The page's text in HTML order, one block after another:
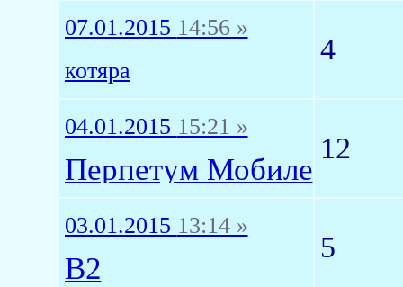
07.01.2015 14:56 »
котяра
4
04.01.2015 15:21 »
Перпетум Мобиле
12
03.01.2015 13:14 »
B2
5